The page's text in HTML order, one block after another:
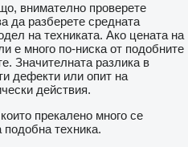
внимателно проверете
да разберете средната
на техниката. Ако цената на
е много по-ниска от подобните
Значителната разлика в
дефекти или опит на
действия.
прекалено много се
подобна техника.